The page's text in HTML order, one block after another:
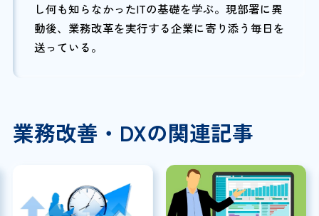
し何も知らなかったITの基礎を学ぶ。現部署に異
動後、業務改革を実行する企業に寄り添う毎日を
送っている。
業務改善・DXの関連記事